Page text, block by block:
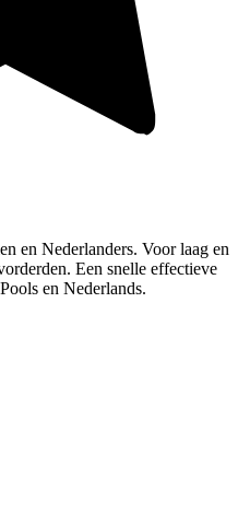
en Nederlanders. Voor laag en
Een snelle effectieve
en Nederlands.